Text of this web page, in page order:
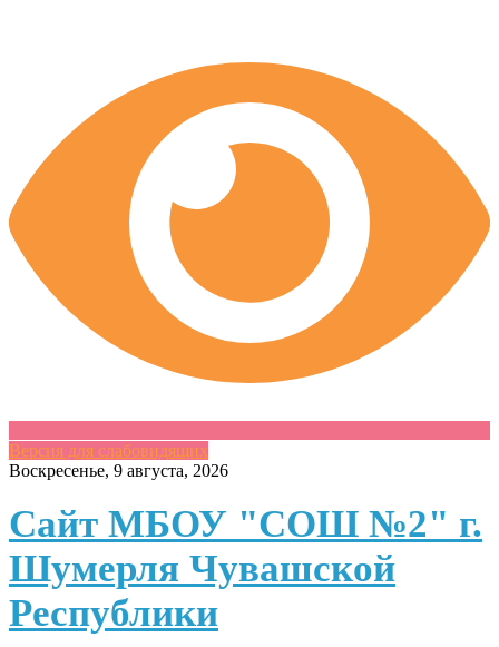
Версия для слабовидящих
Skip
content
Воскресенье, 9 августа, 2026
Сайт МБОУ "СОШ №2" г.
Шумерля Чувашской
Республики